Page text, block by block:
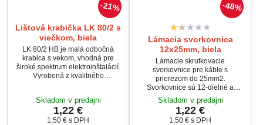
21%
Lištová krabička LK 80/2 s
viečkom, biela
LK 80/2 HB je malá odbočná
krabica s vekom, vhodná pre
široké spektrum elektroinštalácií.
Vyrobená z kvalitného
elektroinštalácie a umožňuje
jednoduchú montáž starších aj
novších prístrojov.
Skladom v predajni
1,22 €
1,50 € s DPH
48%
Lámacia svorkovnica
12x25mm, biela
Lámacie skrutkovacie
svorkovnice pre káble s
prierezom do 25mm2.
Svorkovnice sú 12-dielné a
jednotlivé diely sa dajú od seba
oddeliť lámaním alebo rezaním.
Skladom v predajni
1,22 €
1,50 € s DPH